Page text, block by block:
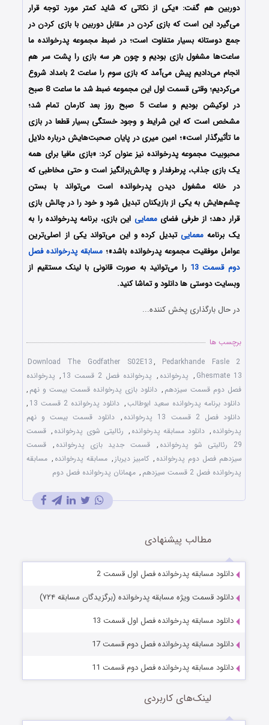
دوربین هم گفت: «یکی از نکاتی که شاید کمتر مورد توجه قرار
می‌گیرد این است که بازی کردن در مقابل دوربین با بازی کردن در
جمع دوستانه بسیار متفاوت است؛ در ضبط مجموعه پدرخوانده ما
ساعت‌ها مشغول بازی بودیم و چون هر سه بازی را پشت سر هم
انجام می‌دادیم پیش می‌آمد که بازی سوم را ساعت 2 بامداد شروع
می‌کردیم؛ وقتی قسمت اول این مجموعه ضبط شد ما ساعت 8 صبح
در لوکیشن بودیم و ساعت 5 صبح روز بعد کارمان تمام شد؛
مشخص است که این شرایط و وجود خستگی بسیار قطعا در بازی
ما تأثیرگذار است»؛ امین میری در پایان صحبت‌هایش درباره دلایل
محبوبیت مجموعه پدرخوانده نیز عنوان کرد: «بازی مافیا برای همه
یک بازی جذاب، پرطرفدار و چالش‌برانگیز است و حتی مخاطبی که
در خانه مشغول دیدن پدرخوانده است می‌تواند با بستن
چشم‌هایش به یکی از بازیکنان تبدیل شود و خود را در چالش بازی
قرار دهد؛ از طرفی فضایمعمایی این بازی، برنامه پدرخوانده را به
یک برنامه معماییتبدیل کرده و این می‌تواند یکی از اصلی‌ترین
عوامل موفقیت مجموعه پدرخوانده باشد»؛ مسابقه پدرخوانده فصل
دوم قسمت 13
را می‌توانید به صورت قانونی با لینک مستقیم از
وبسایت دوستی ها دانلود و تماشا کنید.
در حال بارگذاری پخش کننده...
برچسب ها
Download The Godfather S02E13, Pedarkhande Fasle 2
Ghesmate 13
, پدرخوانده , پدرخوانده فصل 2 قسمت 13 , پدرخوانده
فصل دوم قسمت سیزدهم , دانلود بازی پدرخوانده قسمت بیست و نهم ,
دانلود برنامه پدرخوانده سعید ابوطالب, دانلود پدرخوانده 2 قسمت 13
,
دانلود فصل 2 قسمت 13 پدرخوانده
, دانلود قسمت بیست و نهم
پدرخوانده , دانلود مسابقه پدرخوانده , رئالیتی شوی پدرخوانده , قسمت
29 رئالیتی شو پدرخوانده
, قسمت جدید بازی پدرخوانده ,
قسمت
سیزدهم فصل دوم پدرخوانده , کامبیز دیرباز , مسابقه پدرخوانده , مسابقه
پدرخوانده فصل 2 قسمت سیزدهم
, مهمانان پدرخوانده فصل دوم
مطالب پیشنهادی
دانلود مسابقه پدرخوانده فصل اول قسمت 2
دانلود قسمت ویژه مسابقه پدرخوانده (برگزیدگان مسابقه ۷۲۴)
دانلود مسابقه پدرخوانده فصل اول قسمت 13
دانلود مسابقه پدرخوانده فصل دوم قسمت 17
دانلود مسابقه پدرخوانده فصل دوم قسمت 11
لینک‌های کاربردی